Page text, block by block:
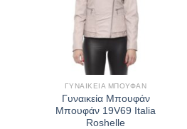
ΓΥΝΑΙΚΕΊΑ ΜΠΟΥΦΆΝ
Γυναικεία Μπουφάν
Μπουφάν 19V69 Italia
Roshelle